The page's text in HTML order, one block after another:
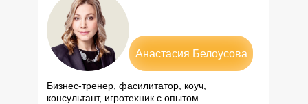
Анастасия Белоусова
Бизнес-тренер, фасилитатор, коуч,
консультант, игротехник с опытом